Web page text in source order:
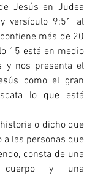
Jesús en Judea
versículo 9:51 al
más de 20
15 está en medio
y nos presenta el
como el gran
lo que está
o dicho que
a las personas que
consta de una
cuerpo y una